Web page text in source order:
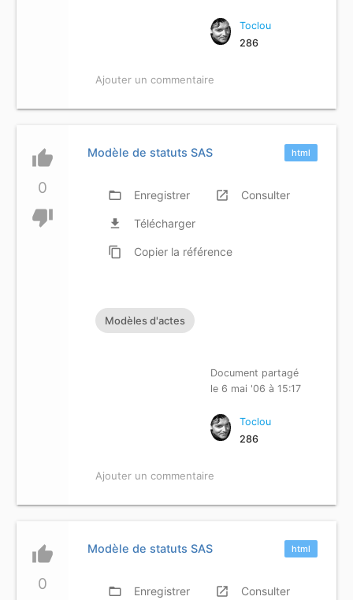
Toclou
286
Ajouter un commentaire
thumb_up
0
thumb_down
html
Modèle de statuts SAS
folder_open Enregistrer launch Consulter
file_download Télécharger
content_copy Copier la référence
Modèles d'actes
Document partagé
le 6 mai '06 à 15:17
Toclou
286
Ajouter un commentaire
thumb_up
0
html
Modèle de statuts SAS
folder_open Enregistrer launch Consulter